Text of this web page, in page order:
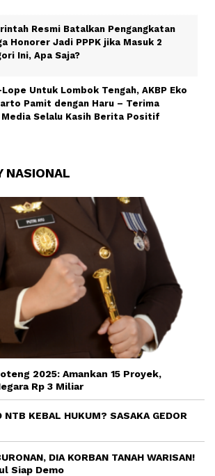
Resmi Batalkan Pengangkatan
Honorer Jadi PPPK jika Masuk 2
Ini, Apa Saja?
Untuk Lombok Tengah, AKBP Eko
Pamit dengan Haru – Terima
Media Selalu Kasih Berita Positif
NASIONAL
2025: Amankan 15 Proyek,
Rp 3 Miliar
NTB KEBAL HUKUM? SASAKA GEDOR
DIA KORBAN TANAH WARISAN!
Siap Demo